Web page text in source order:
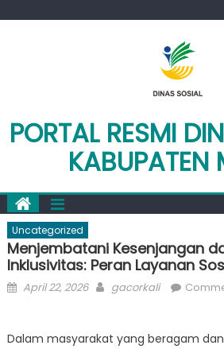
PORTAL RESMI
KABUPATEN
Uncategorized
Menjembatani Kesenjangan
Inklusivitas: Peran Layanan
Posted
April 22, 2026 Author
gacorkali
Dalam masyarakat yang beragam